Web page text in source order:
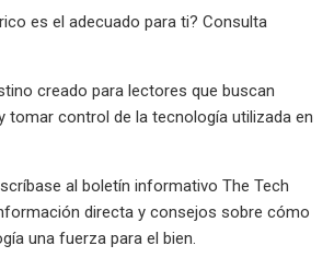
es el adecuado para ti? Consulta
creado para lectores que buscan
tomar control de la tecnología utilizada en
al boletín informativo The Tech
directa y consejos sobre cómo
una fuerza para el bien.